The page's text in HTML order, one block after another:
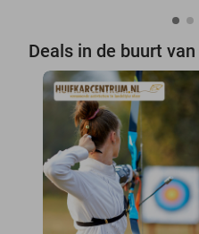
Deals in de buurt